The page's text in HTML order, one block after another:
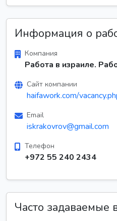
Информация о
Компания
Работа в израиле.
Сайт компании
haifawork.com/
Email
iskrakovrov@gmail.com
Телефон
+972 55 240 2434
Часто задаваемые